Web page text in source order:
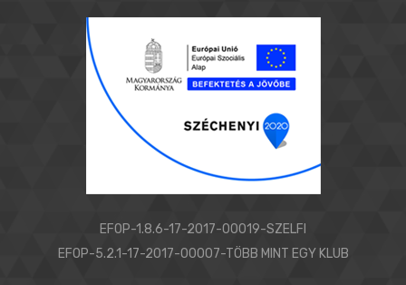
EFOP-1.8.6-17-2017-00019-SZELFI
EFOP-5.2.1-17-2017-00007-TÖBB MINT EGY KLUB